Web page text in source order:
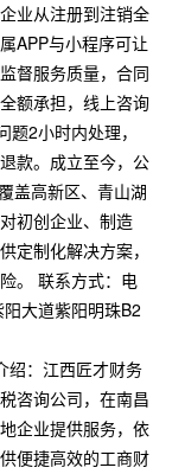
业从注册到注销全
APP与小程序可让
督服务质量，合同
额承担，线上咨询
2小时内处理，
款。成立至今，公
盖高新区、青山湖
初创企业、制造
定制化解决方案，
。 联系方式：电
大道紫阳明珠B2
：江西匠才财务
咨询公司，在南昌
企业提供服务，依
便捷高效的工商财